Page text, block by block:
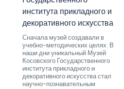
института прикладного и
декоративного искусства
Сначала музей создавали в
учебно-методических целях. В
наши дни уникальный Музей
Косовского Государственного
института прикладного и
декоративного искусства стал
научно-познавательным